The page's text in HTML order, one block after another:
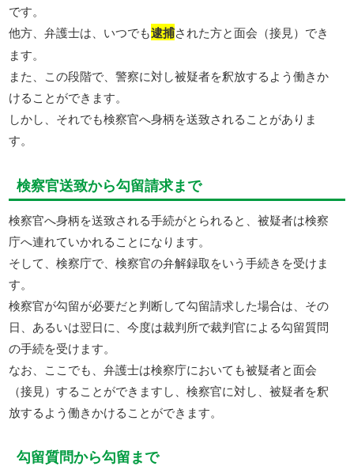
です。
他方、弁護士は、いつでも逮捕された方と面会（接見）でき
ます。
また、この段階で、警察に対し被疑者を釈放するよう働きか
けることができます。
しかし、それでも検察官へ身柄を送致されることがありま
す。
検察官送致から勾留請求まで
検察官へ身柄を送致される手続がとられると、被疑者は検察
庁へ連れていかれることになります。
そして、検察庁で、検察官の弁解録取をいう手続きを受けま
す。
検察官が勾留が必要だと判断して勾留請求した場合は、その
日、あるいは翌日に、今度は裁判所で裁判官による勾留質問
の手続を受けます。
なお、ここでも、弁護士は検察庁においても被疑者と面会
（接見）することができますし、検察官に対し、被疑者を釈
放するよう働きかけることができます。
勾留質問から勾留まで